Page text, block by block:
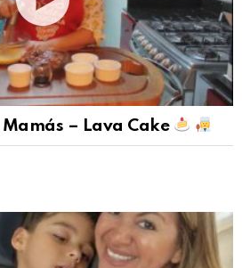
Mamás – Lava Cake